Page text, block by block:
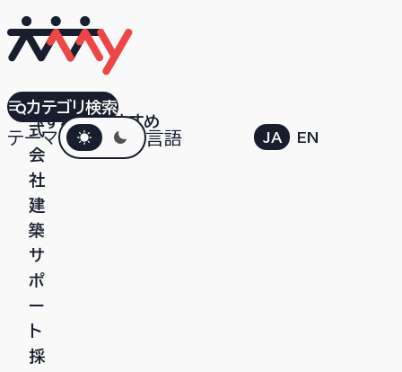
すべておすすめ
テーマダークモード言語 JA EN
カテゴリ検索
株
式
会
社
建
築
サ
ポ
ー
ト
採